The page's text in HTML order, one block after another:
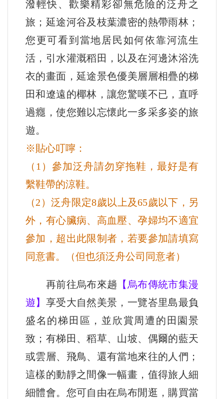
潑輕快、歡樂精彩卻無危險的泛舟之
旅；延途河谷及枝葉濃密的熱帶雨林；
您更可看到當地居民如何依靠河流生
活，引水灌溉稻田，以及在河邊沐浴洗
衣的畫面，延途景色優美層層相疊的梯
田和遼遠的椰林，讓您驚嘆不已，直呼
過癮，使您難以忘懷此一多采多姿的旅
遊。
※貼心叮嚀：
（1）參加泛舟請勿穿拖鞋，最好是有
繫鞋帶的涼鞋。
（2）泛舟限定8歲以上及65歲以下，另
外，有心臟病、高血壓、孕婦均不適宜
參加，超出此限制者，若要參加請填寫
同意書。（但也須泛舟公司同意者）
再前往烏布來趟 【烏布傳統市集漫
遊】 享受大自然美景，一覽峇里島最負
盛名的梯田區，並欣賞周遭的田園景
致；有梯田、稻草、山坡、偶爾的藍天
或雲層、飛鳥、還有當地來往的人們；
這樣的動靜之間像一幅畫，值得旅人細
細體會。您可自由在烏布閒逛，購買當